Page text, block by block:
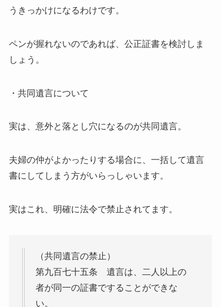
うきっかけになるわけです。
ペンが握れないのであれば、公正証書を検討しま
しょう。
・共同遺言について
実は、意外と落とし穴になるのが共同遺言。
夫婦の仲がよかったりする場合に、一括して遺言
書にしてしまう方がいらっしゃいます。
実はこれ、明確に法令で禁止されてます。
（共同遺言の禁止）
第九百七十五条 遺言は、二人以上の
者が同一の証書ですることができな
い。